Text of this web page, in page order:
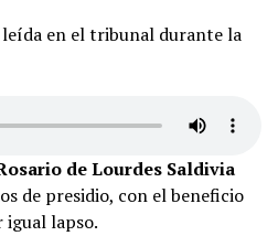
en el tribunal durante la
de Lourdes Saldivia
de presidio, con el beneficio
igual lapso.